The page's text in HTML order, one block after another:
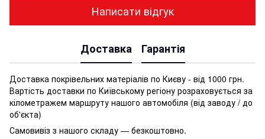
Написати відгук
Доставка Гарантія
Доставка покрівельних матеріалів по Києву - від 1000 грн.
Вартість доставки по Київському регіону розраховується за
кілометражем маршруту нашого автомобіля (від заводу / до
об'єкта)
Самовивіз з нашого складу — безкоштовно.